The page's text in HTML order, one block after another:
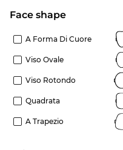
Face shape
A Forma Di Cuore
Viso Ovale
Viso Rotondo
Quadrata
A Trapezio